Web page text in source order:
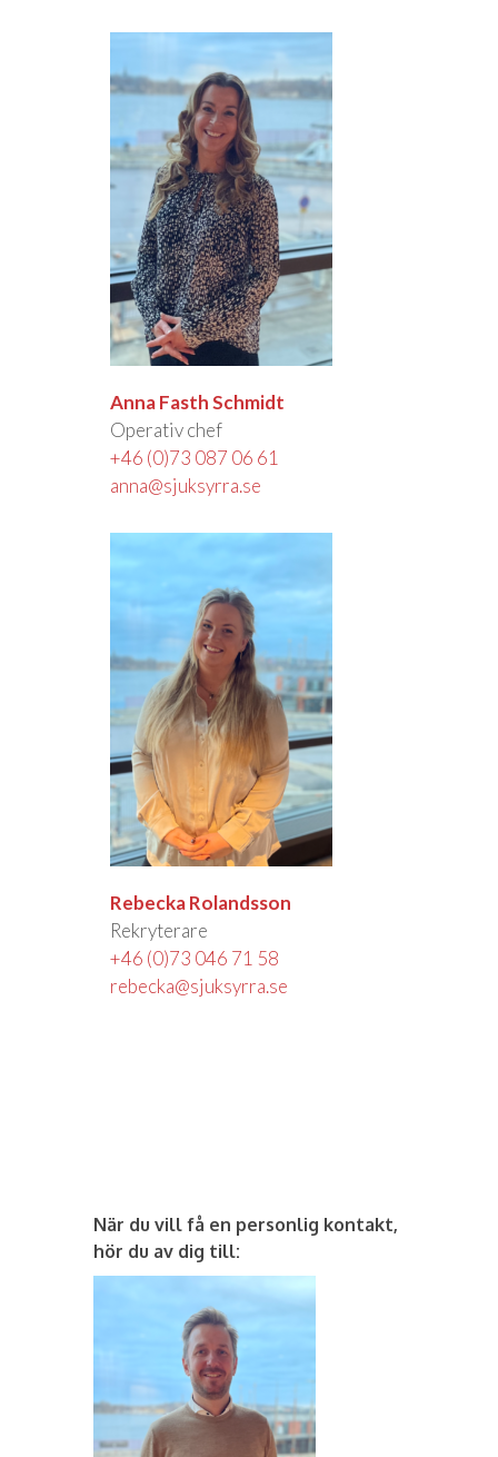
Anna Fasth Schmidt
Operativ chef
+46 (0)73 087 06 61
anna@sjuksyrra.se
Rebecka Rolandsson
Rekryterare
+46 (0)73 046 71 58
rebecka@sjuksyrra.se
När du vill få en personlig kontakt,
hör du av dig till: